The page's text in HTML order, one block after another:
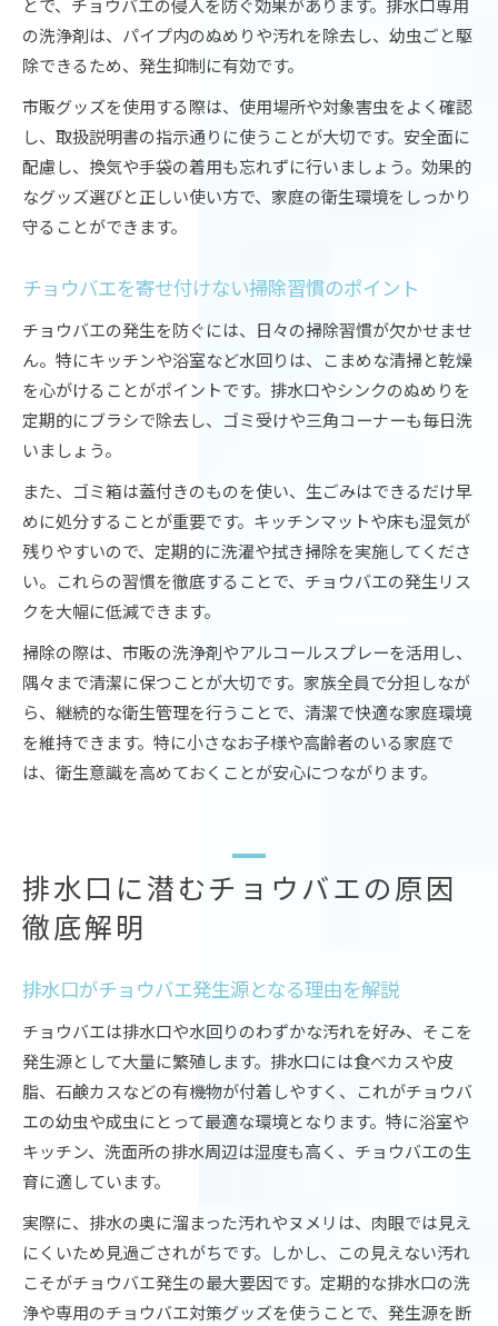
とで、チョウバエの侵入を防ぐ効果があります。排水口専用
の洗浄剤は、パイプ内のぬめりや汚れを除去し、幼虫ごと駆
除できるため、発生抑制に有効です。
市販グッズを使用する際は、使用場所や対象害虫をよく確認
し、取扱説明書の指示通りに使うことが大切です。安全面に
配慮し、換気や手袋の着用も忘れずに行いましょう。効果的
なグッズ選びと正しい使い方で、家庭の衛生環境をしっかり
守ることができます。
チョウバエを寄せ付けない掃除習慣のポイント
チョウバエの発生を防ぐには、日々の掃除習慣が欠かせませ
ん。特にキッチンや浴室など水回りは、こまめな清掃と乾燥
を心がけることがポイントです。排水口やシンクのぬめりを
定期的にブラシで除去し、ゴミ受けや三角コーナーも毎日洗
いましょう。
また、ゴミ箱は蓋付きのものを使い、生ごみはできるだけ早
めに処分することが重要です。キッチンマットや床も湿気が
残りやすいので、定期的に洗濯や拭き掃除を実施してくださ
い。これらの習慣を徹底することで、チョウバエの発生リス
クを大幅に低減できます。
掃除の際は、市販の洗浄剤やアルコールスプレーを活用し、
隅々まで清潔に保つことが大切です。家族全員で分担しなが
ら、継続的な衛生管理を行うことで、清潔で快適な家庭環境
を維持できます。特に小さなお子様や高齢者のいる家庭で
は、衛生意識を高めておくことが安心につながります。
排水口に潜むチョウバエの原因
徹底解明
排水口がチョウバエ発生源となる理由を解説
チョウバエは排水口や水回りのわずかな汚れを好み、そこを
発生源として大量に繁殖します。排水口には食べカスや皮
脂、石鹸カスなどの有機物が付着しやすく、これがチョウバ
エの幼虫や成虫にとって最適な環境となります。特に浴室や
キッチン、洗面所の排水周辺は湿度も高く、チョウバエの生
育に適しています。
実際に、排水の奥に溜まった汚れやヌメリは、肉眼では見え
にくいため見過ごされがちです。しかし、この見えない汚れ
こそがチョウバエ発生の最大要因です。定期的な排水口の洗
浄や専用のチョウバエ対策グッズを使うことで、発生源を断